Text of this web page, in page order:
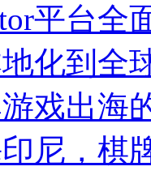
平台全
化到全
戏出海
尼，棋